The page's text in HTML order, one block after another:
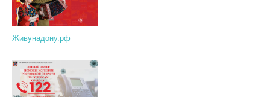
Живунадону.рф